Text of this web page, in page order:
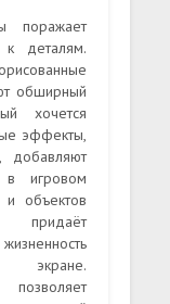
поражает
деталям.
обширный
хочется
эффекты,
добавляют
в игровом
и объектов
придаёт